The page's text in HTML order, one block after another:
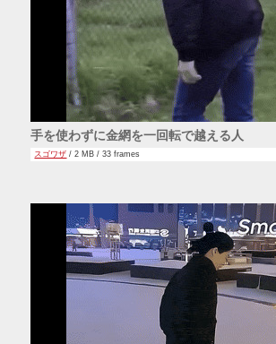
手を使わずに金網を一回転で越える人
スゴワザ / 2 MB / 33 frames